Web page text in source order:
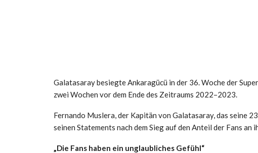
Galatasaray besiegte Ankaragücü in der 36. Woche der
zwei Wochen vor dem Ende des Zeitraums 2022–2023.
Fernando Muslera, der Kapitän von Galatasaray, das seine
seinen Statements nach dem Sieg auf den Anteil der Fans an
„Die Fans haben ein unglaubliches Gefühl“